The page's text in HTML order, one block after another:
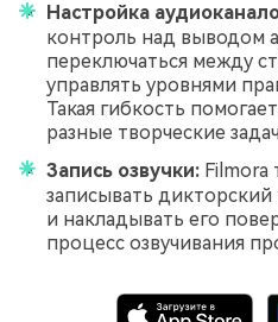
Настройка
контроль над выводом
переключаться между
управлять уровнями
Такая гибкость
разные творческие
Запись озвучки: Filmora
записывать
и накладывать его
процесс озвучивания